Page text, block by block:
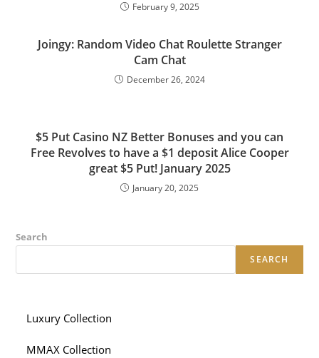
February 9, 2025
Joingy: Random Video Chat Roulette Stranger
Cam Chat
December 26, 2024
$5 Put Casino NZ Better Bonuses and you can
Free Revolves to have a $1 deposit Alice Cooper
great $5 Put! January 2025
January 20, 2025
Search
SEARCH
Luxury Collection
MMAX Collection